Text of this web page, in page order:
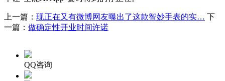
上一篇： 现正在又有微博网友曝出了这款智妙手表的实… 下
一篇： 做确定性开业时间许诺
QQ咨询